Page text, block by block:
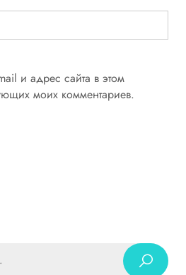
и адрес сайта в этом
моих комментариев.